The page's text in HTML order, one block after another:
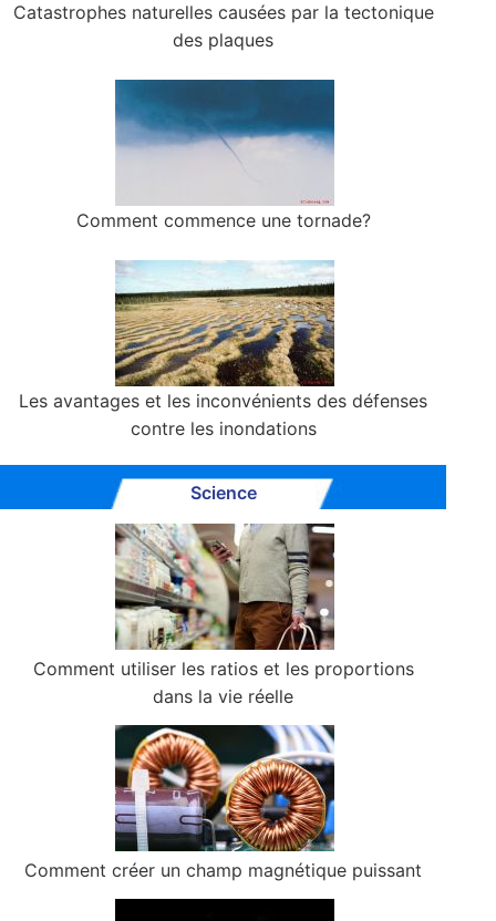
Catastrophes naturelles causées par la tectonique
des plaques
Comment commence une tornade?
Les avantages et les inconvénients des défenses
contre les inondations
Science
Comment utiliser les ratios et les proportions
dans la vie réelle
Comment créer un champ magnétique puissant